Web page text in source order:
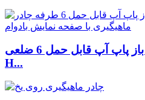
چادر گلمپینگ در فضای باز پاپ آپ قابل حمل 6 ضلعی
H...